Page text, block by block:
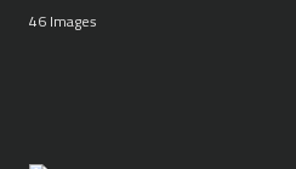
46 Images